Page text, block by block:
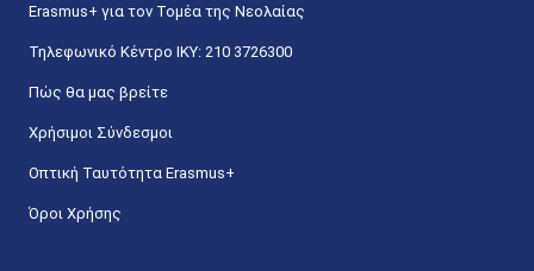
Erasmus+ για τον Τομέα της Νεολαίας
Τηλεφωνικό Κέντρο IKY: 210 3726300
Πώς θα μας βρείτε
Χρήσιμοι Σύνδεσμοι
Οπτική Ταυτότητα Erasmus+
Όροι Χρήσης